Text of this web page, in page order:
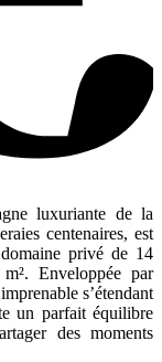
luxuriante de la
centenaires, est
privé de 14
Enveloppée par
s’étendant
un parfait équilibre
des moments